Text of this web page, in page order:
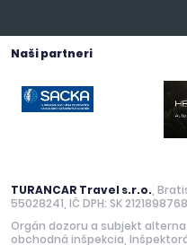
Naši partneri
TURANCAR Travel s.r.o. ,
55028241, IČ DPH: SK
Orgán dozoru a subjekt
obchodná inšpekcia,